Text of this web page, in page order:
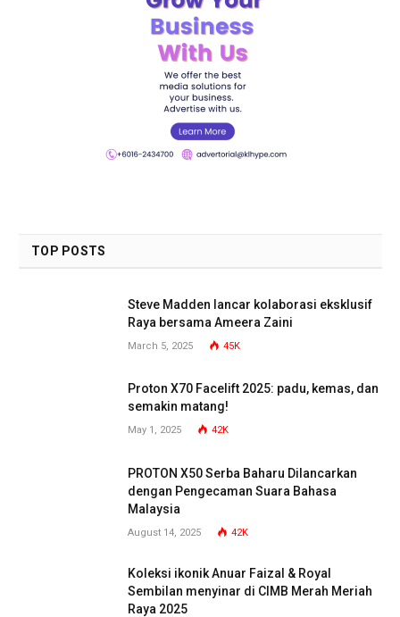
TOP POSTS
Steve Madden lancar kolaborasi eksklusif
Raya bersama Ameera Zaini
March 5, 2025 45K
Proton X70 Facelift 2025: padu, kemas, dan
semakin matang!
May 1, 2025 42K
PROTON X50 Serba Baharu Dilancarkan
dengan Pengecaman Suara Bahasa
Malaysia
August 14, 2025 42K
Koleksi ikonik Anuar Faizal & Royal
Sembilan menyinar di CIMB Merah Meriah
Raya 2025